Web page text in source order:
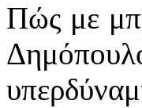
Πώς με